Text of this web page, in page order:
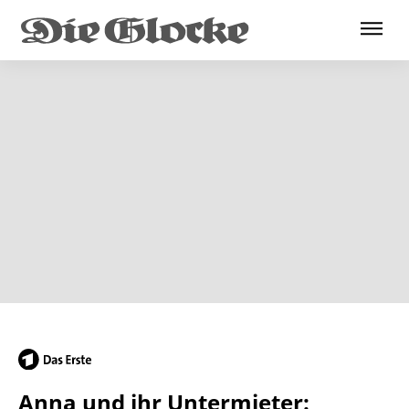
Anna und ihr Untermieter: